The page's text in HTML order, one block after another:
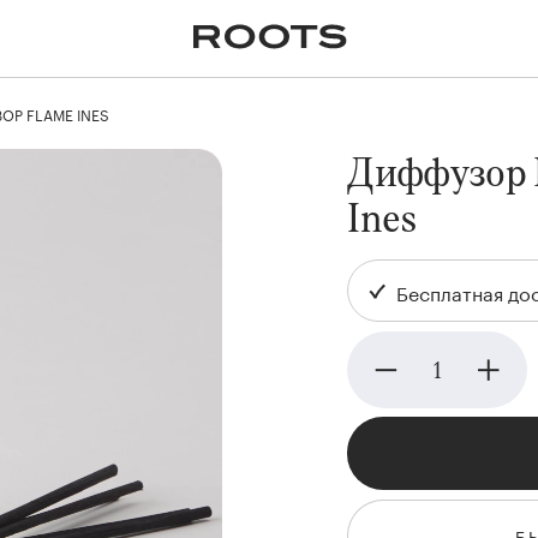
растений
Ампельные
FLAME INES
Диффузор
Ines
Бесплатная